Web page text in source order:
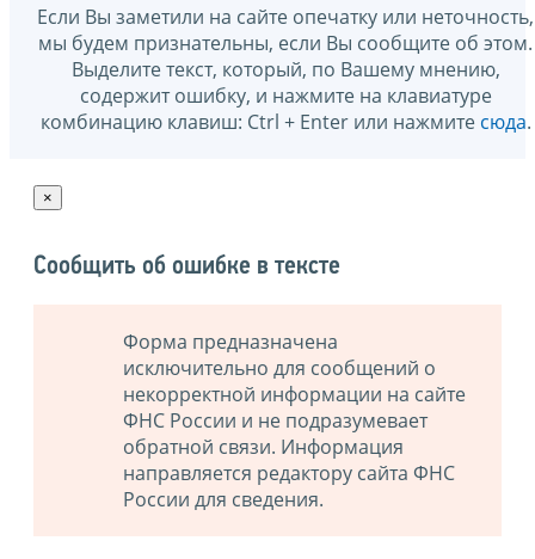
Если Вы заметили на сайте опечатку или неточность,
мы будем признательны, если Вы сообщите об этом.
Выделите текст, который, по Вашему мнению,
содержит ошибку, и нажмите на клавиатуре
комбинацию клавиш: Ctrl + Enter или нажмите сюда.
×
Сообщить об ошибке в тексте
Форма предназначена
исключительно для сообщений о
некорректной информации на сайте
ФНС России и не подразумевает
обратной связи. Информация
направляется редактору сайта ФНС
России для сведения.